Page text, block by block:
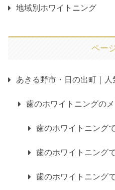
地域別ホワイトニング
ペー
あきる野市・日の出町｜
歯のホワイトニングのメ
歯のホワイトニング
歯のホワイトニング
歯のホワイトニング